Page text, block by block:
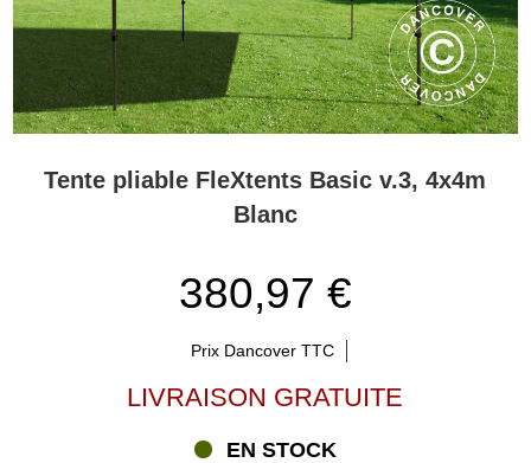
Tente pliable FleXtents Basic v.3, 4x4m
Blanc
380,97 €
Prix Dancover TTC
LIVRAISON GRATUITE
EN STOCK